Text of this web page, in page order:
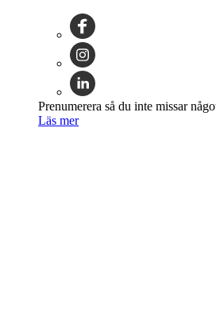
Prenumerera så du inte missar
Läs mer